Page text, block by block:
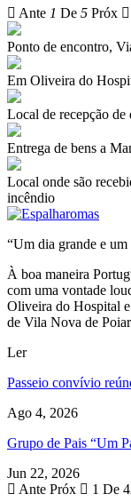
Ante 1 De 5 Próx
Ponto de encontro,
Em Oliveira do
Local de recepção
Entrega de bens a
Local onde são
incêndio
“Um dia grande e
À boa maneira
com uma vontade
Oliveira do Hospital
de Vila Nova de
Ler
Passeio convívio
Ago 4, 2026
Grupo de Pais “Um
Jun 22, 2026
Ante Próx
1 De